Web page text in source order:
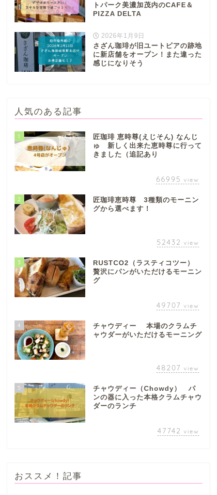
トパーク美濃加茂内のCAFE＆
PIZZA DELTA
2026年1月9日
さざん珈琲が旧ユートピアの跡地
に新店舗をオープン！また違った
感じになりそう
人気のある記事
1
匠珈琲 恵時尊(えじそん) なんじ
ゅ 新しく出来た恵時尊に行って
きました（追記あり
66995 view
2
匠珈琲恵時尊 3種類のモーニン
グから選べます！
52432 view
3
RUSTCO2（ラスティコツー）
贅沢にパンがいただけるモーニン
グ
49707 view
4
チャウディー 本場のクラムチ
ャウダーがいただけるモーニング
48207 view
5
チャウディー（Chowdy） パ
ンの器に入った本格クラムチャウ
ダーのランチ
47742 view
おススメ！記事